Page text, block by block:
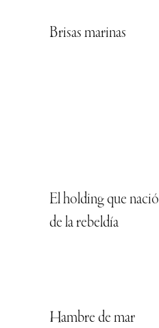
Brisas marinas
El holding que nació
de la rebeldía
Hambre de mar